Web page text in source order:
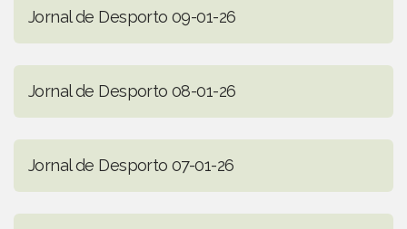
Jornal de Desporto 09-01-26
Jornal de Desporto 08-01-26
Jornal de Desporto 07-01-26